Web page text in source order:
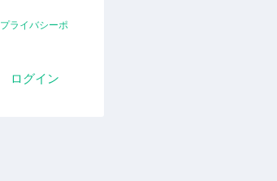
プライバシーポ
ログイン